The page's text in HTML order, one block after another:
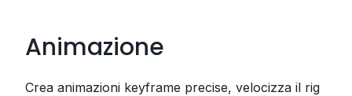
Animazione
Crea animazioni keyframe precise, velocizza il rig